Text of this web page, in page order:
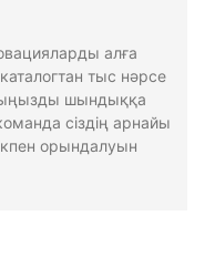
алға
тыс нәрсе
шындыққа
сіздің арнайы
орындалуын